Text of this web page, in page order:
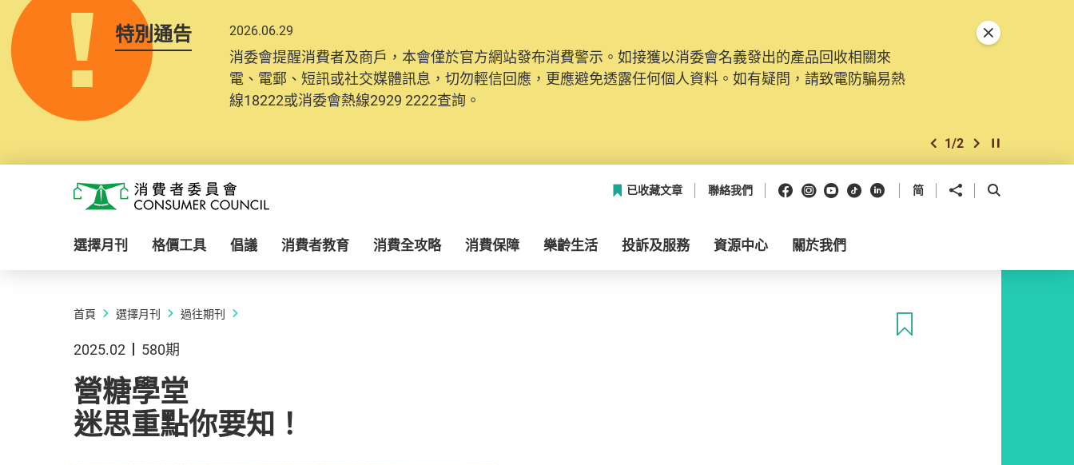
特別通告 2026.06.29
消委會提醒消費者及商戶，本會僅於官方網站發布消費警示。如接獲以消委會名義發出的產品回收相關來
電、電郵、短訊或社交媒體訊息，切勿輕信回應，更應避免透露任何個人資料。如有疑問，請致電防騙易熱
線18222或消委會熱線2929 2222查詢。
上一個
1/2 下一個開始/暫停幻燈
關閉特別通告
消費者委員會
已收藏文章 聯絡我們 Facebook
Instagram
Youtube
抖音領英 简 分享到 開啟搜尋框
選擇月刊 格價工具 倡議 消費者教育 消費全攻略 消費保障 樂齡生活 投訴及服務 資源中心 關於我們
首頁 選擇月刊 過往期刊
2025.02 580期
營糖學堂
迷思重點你要知！